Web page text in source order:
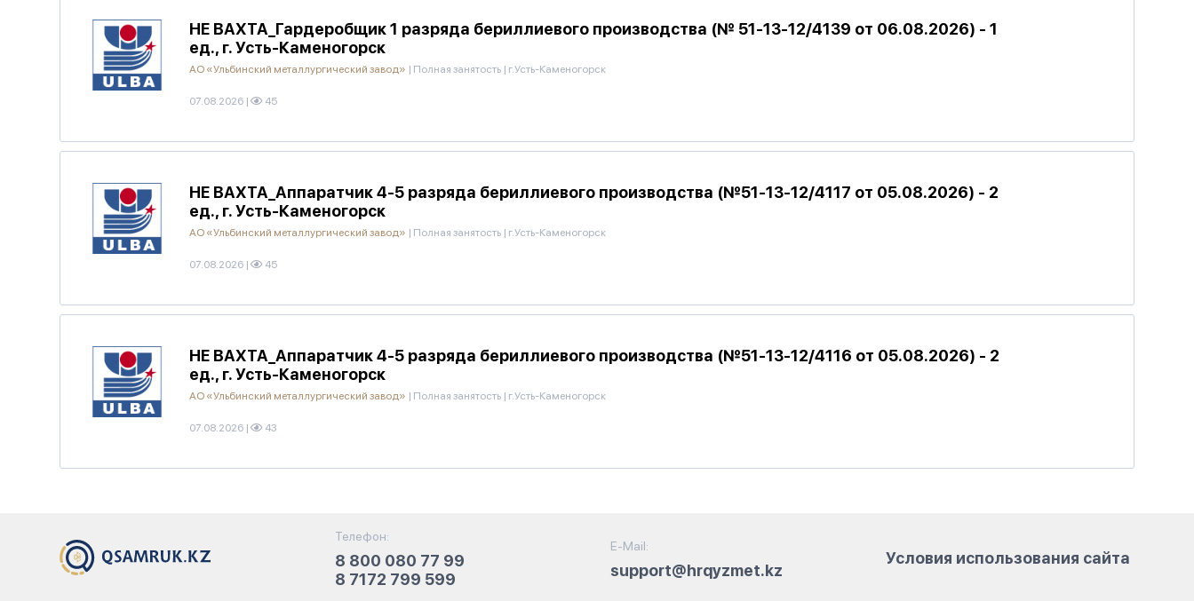
НЕ ВАХТА_Гардеробщик 1 разряда бериллиевого производства (№ 51-13-12/4139 от 06.08.2026) - 1
ед., г. Усть-Каменогорск
АО «Ульбинский металлургический завод» | Полная занятость | г.Усть-Каменогорск
07.08.2026 | 45
НЕ ВАХТА_Аппаратчик 4-5 разряда бериллиевого производства (№51-13-12/4117 от 05.08.2026) - 2
ед., г. Усть-Каменогорск
АО «Ульбинский металлургический завод» | Полная занятость | г.Усть-Каменогорск
07.08.2026 | 45
НЕ ВАХТА_Аппаратчик 4-5 разряда бериллиевого производства (№51-13-12/4116 от 05.08.2026) - 2
ед., г. Усть-Каменогорск
АО «Ульбинский металлургический завод» | Полная занятость | г.Усть-Каменогорск
07.08.2026 | 43
Телефон:
8 800 080 77 99
8 7172 799 599
E-Mail:
support@hrqyzmet.kz
Условия использования сайта